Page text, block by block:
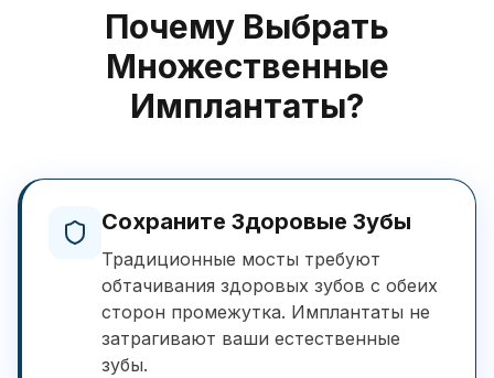
Почему Выбрать
Множественные
Имплантаты?
Сохраните Здоровые Зубы
Традиционные мосты требуют
обтачивания здоровых зубов с обеих
сторон промежутка. Имплантаты не
затрагивают ваши естественные
зубы.